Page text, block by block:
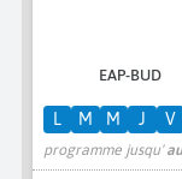
EAP-BUD
programme jusqu'
L M M J V